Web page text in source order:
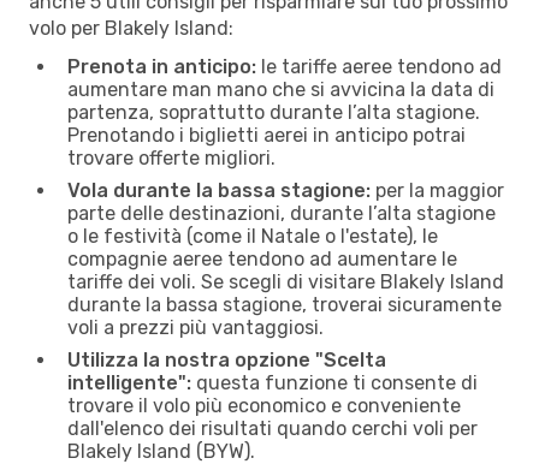
volo per Blakely Island:
Prenota in anticipo: le tariffe aeree tendono ad
aumentare man mano che si avvicina la data di
partenza, soprattutto durante l’alta stagione.
Prenotando i biglietti aerei in anticipo potrai
trovare offerte migliori.
Vola durante la bassa stagione: per la maggior
parte delle destinazioni, durante l’alta stagione
o le festività (come il Natale o l'estate), le
compagnie aeree tendono ad aumentare le
tariffe dei voli. Se scegli di visitare Blakely Island
durante la bassa stagione, troverai sicuramente
voli a prezzi più vantaggiosi.
Utilizza la nostra opzione "Scelta
intelligente": questa funzione ti consente di
trovare il volo più economico e conveniente
dall'elenco dei risultati quando cerchi voli per
Blakely Island (BYW).